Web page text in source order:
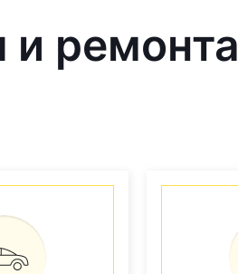
ремонта